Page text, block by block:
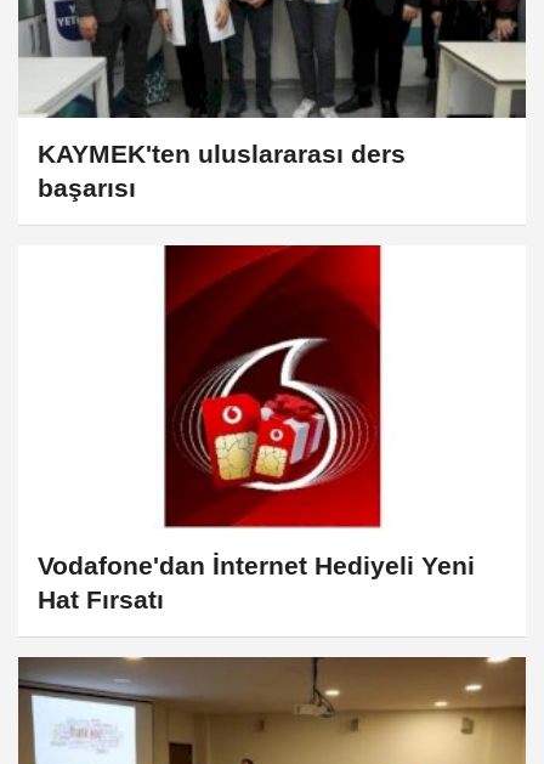
KAYMEK'ten uluslararası ders
başarısı
Vodafone'dan İnternet Hediyeli Yeni
Hat Fırsatı